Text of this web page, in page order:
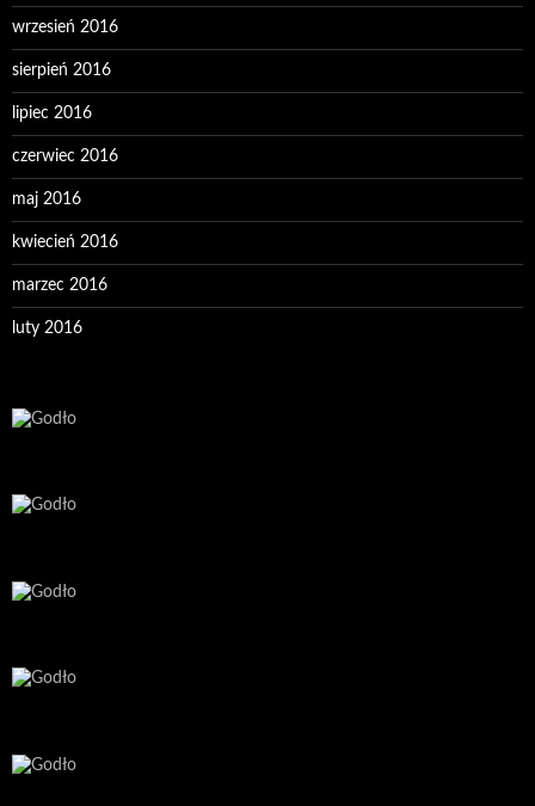
wrzesień 2016
sierpień 2016
lipiec 2016
czerwiec 2016
maj 2016
kwiecień 2016
marzec 2016
luty 2016